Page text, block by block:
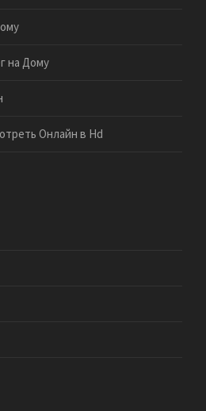
на Дому
Онлайн в Hd